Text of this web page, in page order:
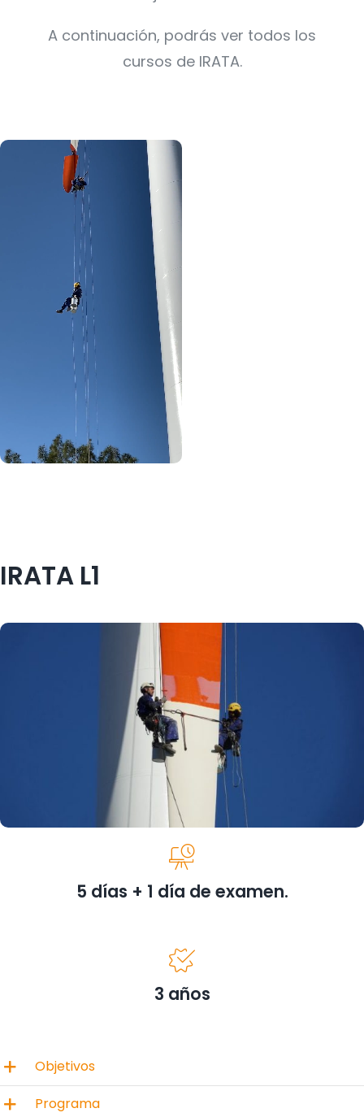
A continuación, podrás ver todos los
cursos de IRATA.
IRATA L1
5 días + 1 día de examen.
3 años
Objetivos
Programa